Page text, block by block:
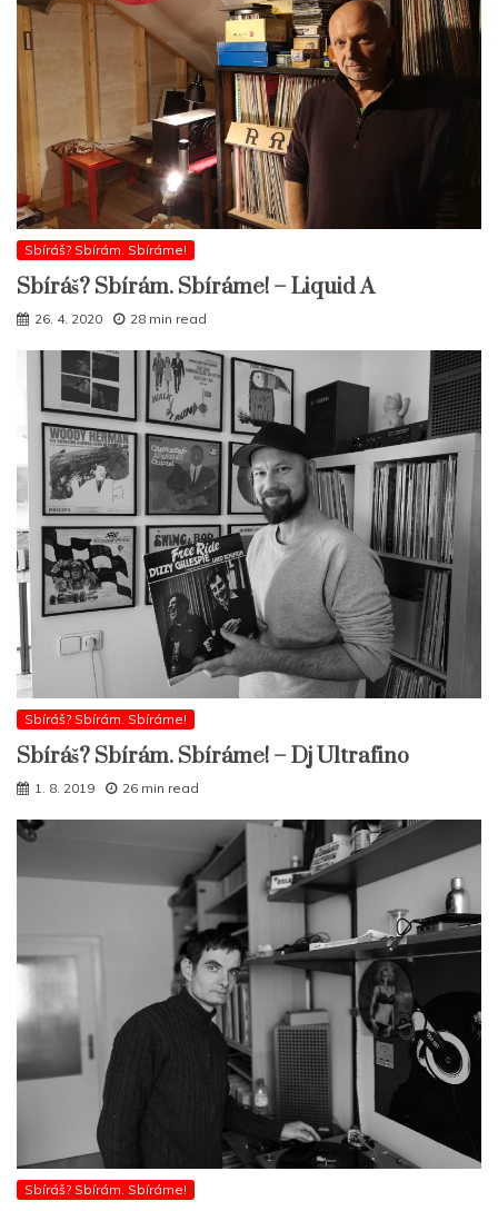
Sbíráš? Sbírám. Sbíráme!
Sbíráš? Sbírám. Sbíráme! – Liquid A
26. 4. 2020 28 min read
Sbíráš? Sbírám. Sbíráme!
Sbíráš? Sbírám. Sbíráme! – Dj Ultrafino
1. 8. 2019 26 min read
Sbíráš? Sbírám. Sbíráme!